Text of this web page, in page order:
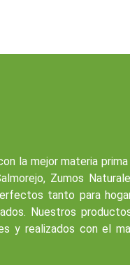
la mejor materia
Zumos
tanto para
Nuestros
y realizados con el